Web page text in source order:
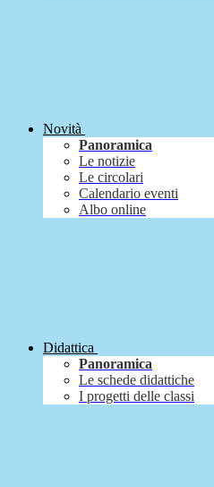
Novità
Panoramica
Le notizie
Le circolari
Calendario eventi
Albo online
Didattica
Panoramica
Le schede didattiche
I progetti delle classi